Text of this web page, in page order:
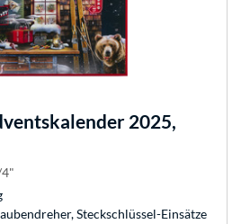
2025,
Steckschlüssel-Einsätze